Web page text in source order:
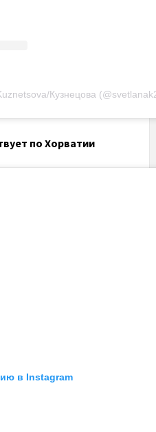
Кузнецова
по Хорватии
в Instagram